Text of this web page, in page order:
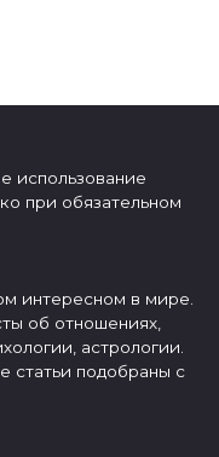
использование
при обязательном
интересном в мире.
об отношениях,
астрологии.
статьи подобраны с